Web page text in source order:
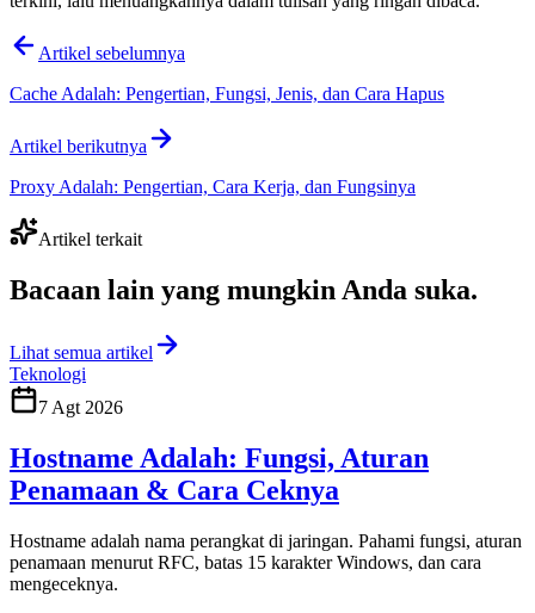
Artikel sebelumnya
Cache Adalah: Pengertian, Fungsi, Jenis, dan Cara Hapus
Artikel berikutnya
Proxy Adalah: Pengertian, Cara Kerja, dan Fungsinya
Artikel terkait
Bacaan lain yang mungkin Anda suka.
Lihat semua artikel
Teknologi
7 Agt 2026
Hostname Adalah: Fungsi, Aturan
Penamaan & Cara Ceknya
Hostname adalah nama perangkat di jaringan. Pahami fungsi, aturan
penamaan menurut RFC, batas 15 karakter Windows, dan cara
mengeceknya.